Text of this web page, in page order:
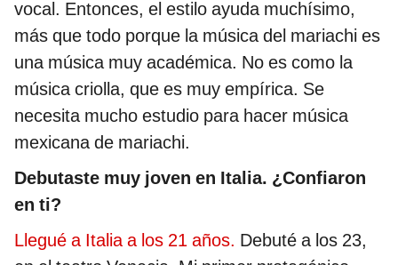
vocal. Entonces, el estilo ayuda muchísimo,
más que todo porque la música del mariachi es
una música muy académica. No es como la
música criolla, que es muy empírica. Se
necesita mucho estudio para hacer música
mexicana de mariachi.
Debutaste muy joven en Italia. ¿Confiaron
en ti?
Llegué a Italia a los 21 años. Debuté a los 23,